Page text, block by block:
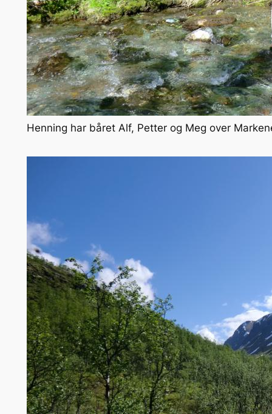
Henning har båret Alf, Petter og Meg over